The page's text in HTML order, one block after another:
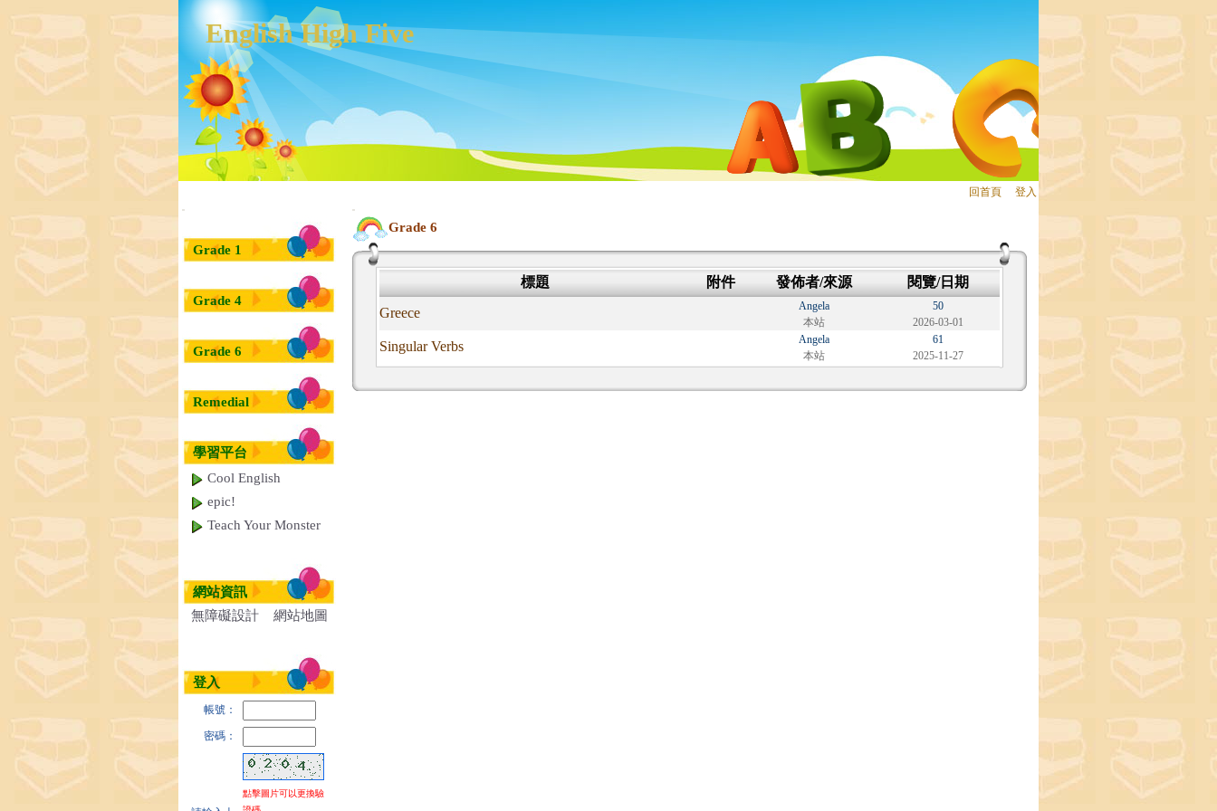
English High Five
回首頁 登入
:::
Grade 1
Grade 4
Grade 6
Remedial
學習平台
Cool English
epic!
Teach Your Monster
網站資訊
無障礙設計
網站地圖
登入
帳號：
密碼：
點擊圖片可以更換驗
:::
Grade 6
標題 附件 發佈者/來源
閱覽/日期
Greece
Angela
本站
50
2026-03-01
Singular Verbs
Angela
本站
61
2025-11-27